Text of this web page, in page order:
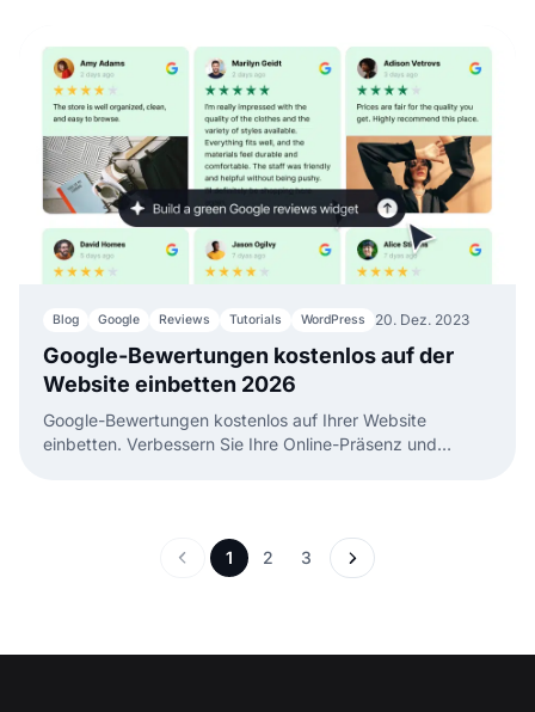
Blog Google Reviews Tutorials WordPress 20. Dez. 2023
Google-Bewertungen kostenlos auf der
Website einbetten 2026
Google-Bewertungen kostenlos auf Ihrer Website
einbetten. Verbessern Sie Ihre Online-Präsenz und
1 2 3